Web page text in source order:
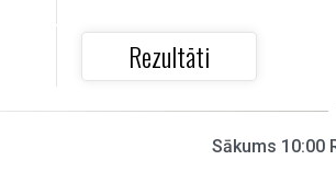
Rezultāti
Sākums 10:00